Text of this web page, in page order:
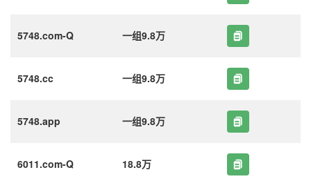
5748.com-Q 一组9.8万
5748.cc 一组9.8万
5748.app 一组9.8万
6011.com-Q 18.8万